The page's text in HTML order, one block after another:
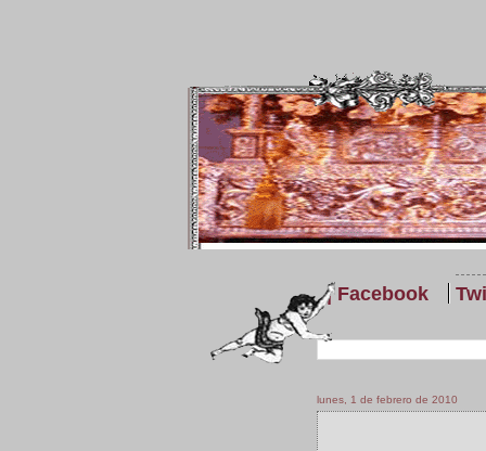
| Facebook
lunes, 1 de febrero de 2010